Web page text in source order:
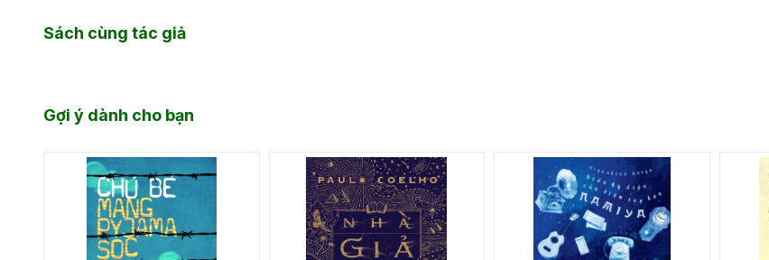
Sách cùng tác giả
Gợi ý dành cho bạn